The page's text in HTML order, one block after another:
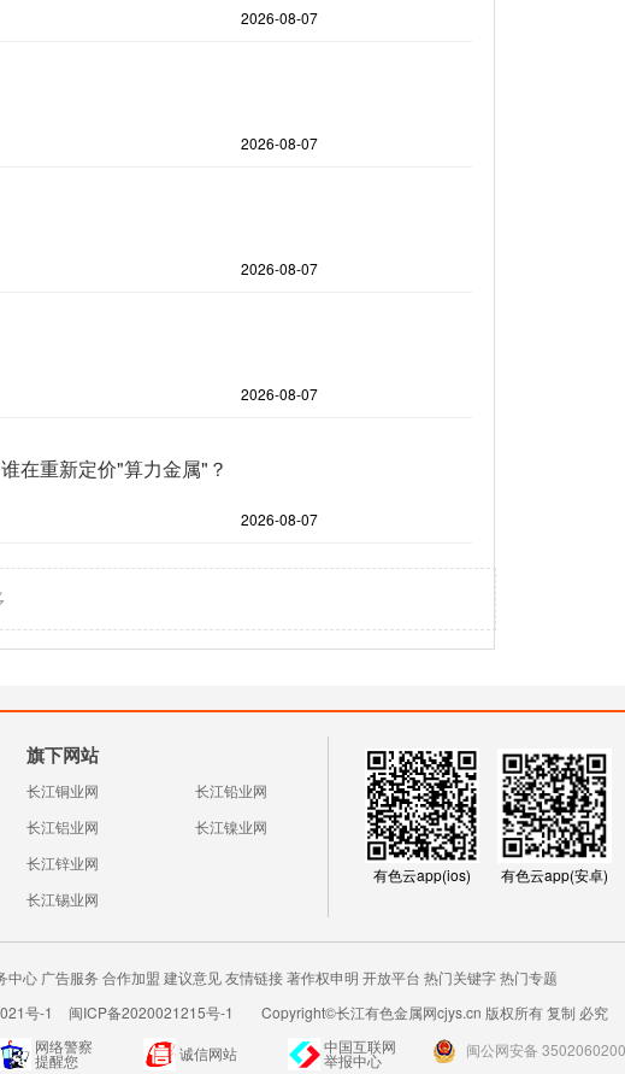
2026-08-07
2026-08-07
2026-08-07
2026-08-07
在重新定价"算力金属"？
2026-08-07
旗下网站
长江铜业网
长江铝业网
长江锌业网
长江锡业网
长江铅业网
长江镍业网
有色云app(ios) 有色云app(安卓)
中心 广告服务 合作加盟 建议意见 友情链接 著作权申明 开放平台 热门关键字 热门专题
号-1
闽ICP备2020021215号-1 Copyright©长江有色金属网cjys.cn 版权所有 复制 必究
网络警察
提醒您 诚信网站 中国互联网
举报中心
闽公网安备